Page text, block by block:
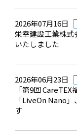
2026年07月16日
栄幸建設工業株
いたしました
2026年06月23日
「第9回
「LiveOn Nano
す